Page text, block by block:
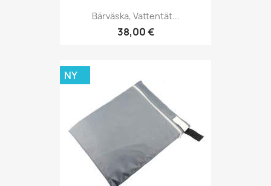
Bärväska, Vattentät...
38,00 €
NY